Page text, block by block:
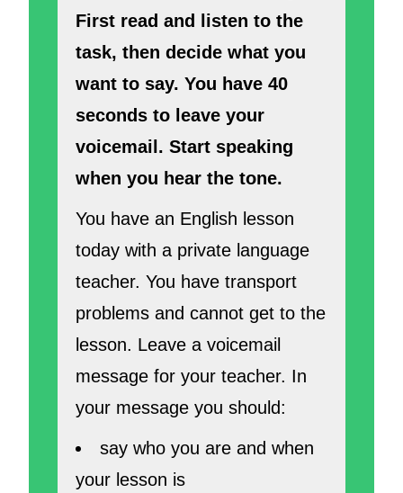
First read and listen to the
task, then decide what you
wantto say. You have 40
seconds to leave your
voicemail. Start speaking
when you hear the tone.
You have an English lesson
today with a private language
teacher. You have transport
problems and cannot get to the
lesson. Leave a voicemail
message for your teacher. In
your message you should:
say who you are and when
your lesson is